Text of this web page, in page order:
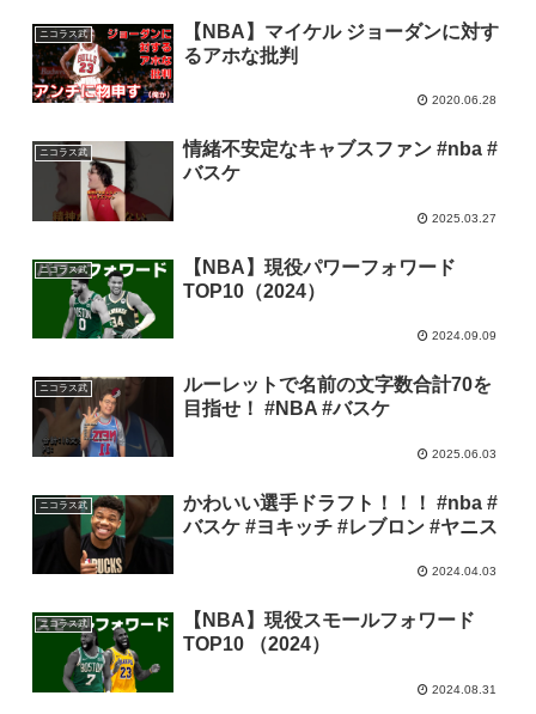
ニコラス武
【NBA】マイケル ジョーダンに対す
るアホな批判
2020.06.28
ニコラス武
情緒不安定なキャブスファン #nba #
バスケ
2025.03.27
ニコラス武
【NBA】現役パワーフォワード
TOP10（2024）
2024.09.09
ニコラス武
ルーレットで名前の文字数合計70を
目指せ！ #NBA #バスケ
2025.06.03
ニコラス武
かわいい選手ドラフト！！！ #nba #
バスケ #ヨキッチ #レブロン #ヤニス
2024.04.03
ニコラス武
【NBA】現役スモールフォワード
TOP10 （2024）
2024.08.31